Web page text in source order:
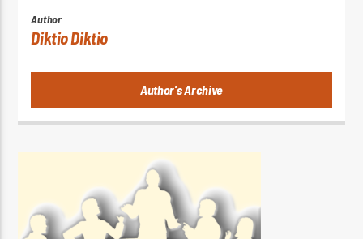
Author
Diktio Diktio
Author's Archive